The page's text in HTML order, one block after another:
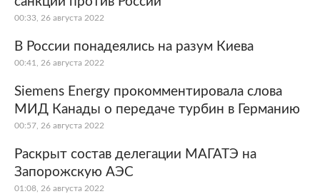
00:33, 26 августа 2022
В России понадеялись на разум Киева
00:41, 26 августа 2022
Siemens Energy прокомментировала слова
МИД Канады о передаче турбин в Германию
00:57, 26 августа 2022
Раскрыт состав делегации МАГАТЭ на
Запорожскую АЭС
01:08, 26 августа 2022